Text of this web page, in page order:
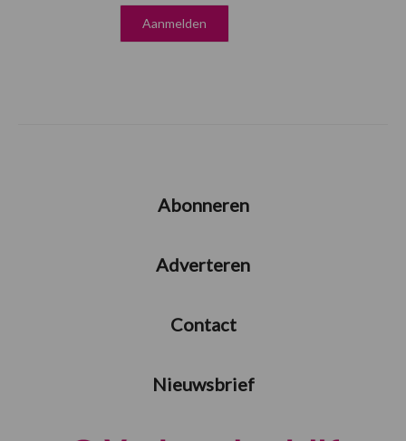
Abonneren
Adverteren
Contact
Nieuwsbrief